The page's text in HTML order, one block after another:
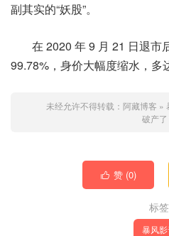
副其实的“妖股”。
在 2020 年 9 月 21 日退市
99.78%，身价大幅度缩水，多
未经允许不得转载： 阿藏博客 »
破产了
 赞 (0)
标签
暴风